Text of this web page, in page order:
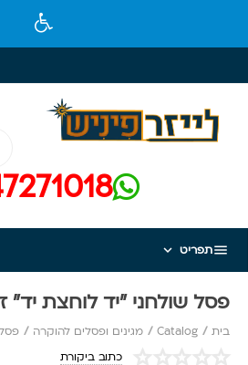
תפריט 
פסל שולחני "יד לוחצת יד"
בית /
Catalog
/ מגינים ופסלים להוקרה /
כתוב ביקורת